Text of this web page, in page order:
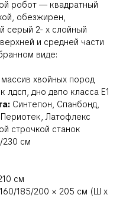
робот — квадратный
обезжирен,
серый 2- х слойный
и средней части
виде:
хвойных пород
лдсп, дно двпо класса Е1
Синтепон, Спанбонд,
Латофлекс
строчкой станок
230 см
см
185/200 × 205 см (Ш х